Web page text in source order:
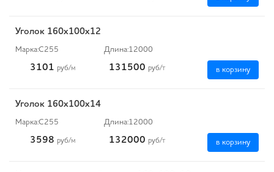
Уголок 160х100х12
Марка:С255 Длина:12000
3101 руб/м 131500 руб/т в корзину
Уголок 160х100х14
Марка:С255 Длина:12000
3598 руб/м 132000 руб/т в корзину